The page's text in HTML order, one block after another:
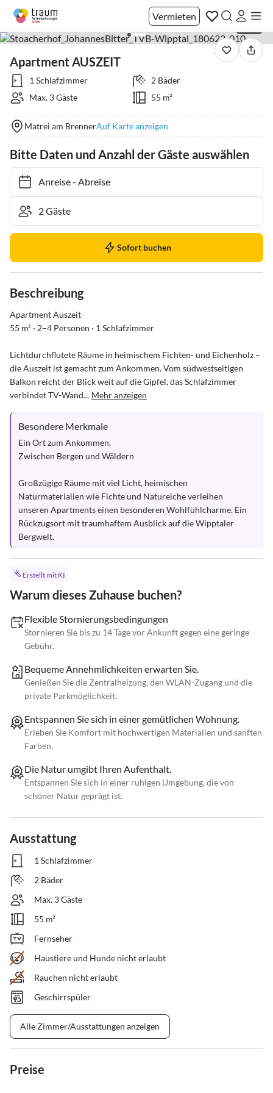
Vermieten
Apartment AUSZEIT
1 Schlafzimmer
2 Bäder
Max. 3 Gäste
55 m²
Matrei am BrennerAuf Karte anzeigen
Bitte Daten und Anzahl der Gäste auswählen
Anreise- Abreise
Sofort buchen
Beschreibung
Apartment Auszeit
55 m² · 2–4 Personen · 1 Schlafzimmer
Lichtdurchflutete Räume in heimischem Fichten- und Eichenholz –
die Auszeit ist gemacht zum Ankommen. Vom südwestseitigen
Balkon reicht der Blick weit auf die Gipfel, das Schlafzimmer
verbindet TV-Wand... Mehr anzeigen
Besondere Merkmale
Ein Ort zum Ankommen.
Zwischen Bergen und Wäldern
Großzügige Räume mit viel Licht, heimischen
Naturmaterialien wie Fichte und Natureiche verleihen
unseren Apartments einen besonderen Wohlfühlcharme. Ein
Rückzugsort mit traumhaftem Ausblick auf die Wipptaler
Bergwelt.
Erstellt mit KI
Warum dieses Zuhause buchen?
Flexible Stornierungsbedingungen
Stornieren Sie bis zu 14 Tage vor Ankunft gegen eine geringe
Gebühr.
Bequeme Annehmlichkeiten erwarten Sie.
Genießen Sie die Zentralheizung, den WLAN-Zugang und die
private Parkmöglichkeit.
Entspannen Sie sich in einer gemütlichen Wohnung.
Erleben Sie Komfort mit hochwertigen Materialien und sanften
Farben.
Die Natur umgibt Ihren Aufenthalt.
Entspannen Sie sich in einer ruhigen Umgebung, die von
schöner Natur geprägt ist.
Ausstattung
1 Schlafzimmer
2 Bäder
Max. 3 Gäste
55 m²
Fernseher
Haustiere und Hunde nicht erlaubt
Rauchen nicht erlaubt
Geschirrspüler
Alle Zimmer/Ausstattungen anzeigen
Preise